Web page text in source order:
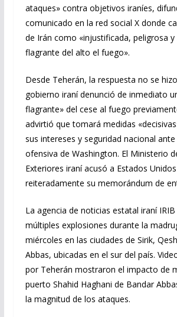
ataques» contra objetivos iraníes,
comunicado en la red social X donde
de Irán como «injustificada, peligrosa y
flagrante del alto el fuego».
Desde Teherán, la respuesta no se
gobierno iraní denunció de inmediato
flagrante» del cese al fuego
advirtió que tomará medidas
sus intereses y seguridad nacional ante
ofensiva de Washington. El Ministerio
Exteriores iraní acusó a Estados
reiteradamente su memorándum de
La agencia de noticias estatal iraní
múltiples explosiones durante la
miércoles en las ciudades de Sirik,
Abbas, ubicadas en el sur del país.
por Teherán mostraron el impacto de
puerto Shahid Haghani de Bandar
la magnitud de los ataques.